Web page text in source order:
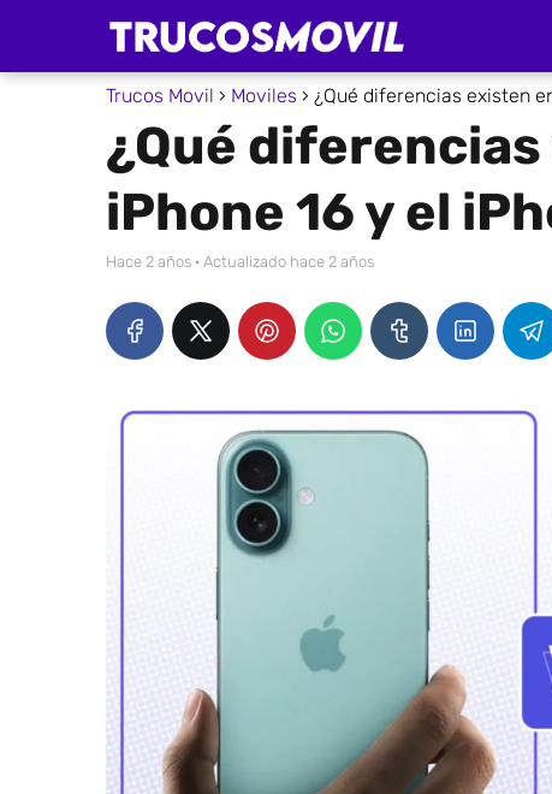
Trucos Movil Moviles ¿Qué diferencias existen
¿Qué
iPhone 16 y el
hace 2 años · Actualizado hace 2 años